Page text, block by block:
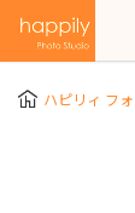
ハピリィ フ